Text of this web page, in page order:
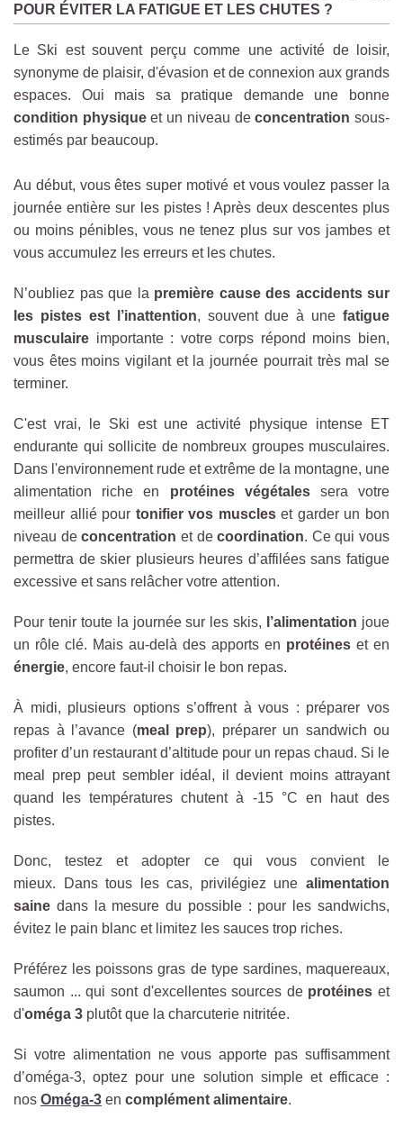
POUR ÉVITER LA FATIGUE ET LES CHUTES ?
Le Ski est souvent perçu comme une activité de loisir,
synonyme de plaisir, d'évasion et de connexion aux grands
espaces. Oui mais sa pratique demande une bonne
condition physiqueet un niveau deconcentration sous-
estimés par beaucoup.
Au début, vous êtes super motivé et vous voulez passer la
journée entière sur les pistes ! Après deux descentes plus
ou moins pénibles, vous ne tenez plus sur vos jambes et
vous accumulez les erreurs et les chutes.
N’oubliez pas que la première cause des accidents sur
les pistes est l’inattention, souvent due à une fatigue
musculaire importante : votre corps répond moins bien,
vous êtes moins vigilant et la journée pourrait très mal se
terminer.
C'est vrai, le Ski est une activité physique intense ET
endurante qui sollicite de nombreux groupes musculaires.
Dans l'environnement rude et extrême de la montagne, une
alimentation riche en protéines végétalessera votre
meilleur allié pour tonifier vos muscleset garder un bon
niveau deconcentration et decoordination. Ce qui vous
permettra de skier plusieurs heures d’affilées sans fatigue
excessive et sans relâcher votre attention.
Pour tenir toute la journée sur les skis, l’alimentation joue
un rôle clé. Mais au-delà des apports en protéines et en
énergie, encore faut-il choisir le bon repas.
À midi, plusieurs options s’offrent à vous : préparer vos
repas à l’avance (meal prep), préparer un sandwich ou
profiter d’un restaurant d’altitude pour un repas chaud. Si le
meal prep peut sembler idéal, il devient moins attrayant
quand les températures chutent à -15 °C en haut des
pistes.
Donc, testez et adopter ce qui vous convient le
mieux. Dans tous les cas, privilégiez une alimentation
saine dans la mesure du possible : pour les sandwichs,
évitez le pain blanc et limitez les sauces trop riches.
Préférez les poissons gras de type sardines, maquereaux,
saumon ... qui sont d'excellentes sources de protéines et
d'oméga 3 plutôt que la charcuterie nitritée.
Si votre alimentation ne vous apporte pas suffisamment
d’oméga-3, optez pour une solution simple et efficace :
nos Oméga-3 en complément alimentaire.